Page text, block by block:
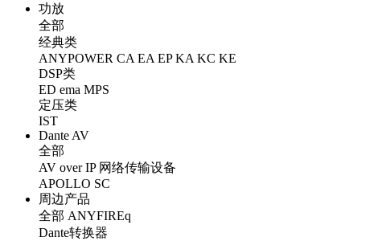
功放
全部
经典类
ANYPOWER CA EA EP KA KC KE
DSP类
ED ema MPS
定压类
IST
Dante AV
全部
AV over IP 网络传输设备
APOLLO SC
周边产品
全部 ANYFIREq
Dante转换器